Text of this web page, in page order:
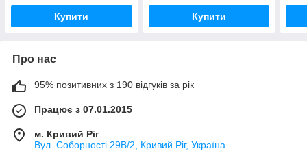
Купити Купити
Про нас
95% позитивних з 190 відгуків за рік
Працює з 07.01.2015
м. Кривий Ріг
Вул. Соборності 29В/2, Кривий Ріг, Україна